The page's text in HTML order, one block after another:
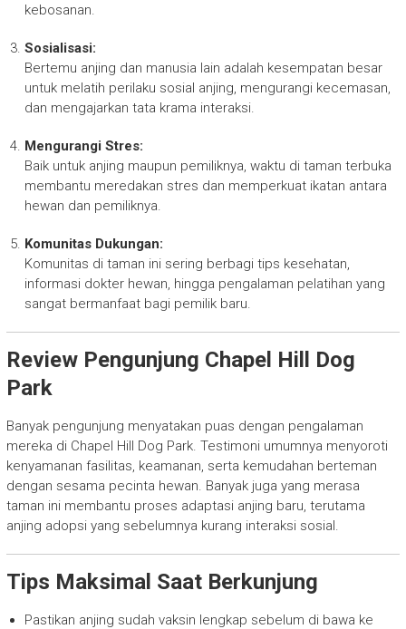
kebosanan.
Sosialisasi:
Bertemu anjing dan manusia lain adalah kesempatan besar
untuk melatih perilaku sosial anjing, mengurangi kecemasan,
dan mengajarkan tata krama interaksi.
Mengurangi Stres:
Baik untuk anjing maupun pemiliknya, waktu di taman terbuka
membantu meredakan stres dan memperkuat ikatan antara
hewan dan pemiliknya.
Komunitas Dukungan:
Komunitas di taman ini sering berbagi tips kesehatan,
informasi dokter hewan, hingga pengalaman pelatihan yang
sangat bermanfaat bagi pemilik baru.
Review Pengunjung Chapel Hill Dog
Park
Banyak pengunjung menyatakan puas dengan pengalaman
mereka di Chapel Hill Dog Park. Testimoni umumnya menyoroti
kenyamanan fasilitas, keamanan, serta kemudahan berteman
dengan sesama pecinta hewan. Banyak juga yang merasa
taman ini membantu proses adaptasi anjing baru, terutama
anjing adopsi yang sebelumnya kurang interaksi sosial.
Tips Maksimal Saat Berkunjung
Pastikan anjing sudah vaksin lengkap sebelum di bawa ke